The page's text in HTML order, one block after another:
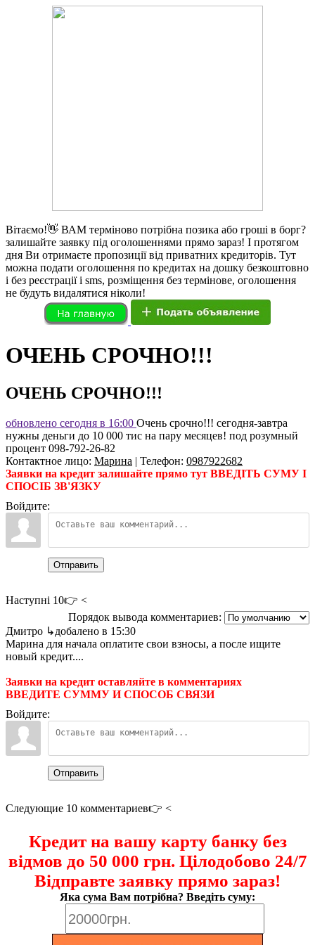
Вітаємо!👋 ВАМ терміново потрібна позика або гроші в борг?
залишайте заявку під оголошеннями прямо зараз! І протягом
дня Ви отримаєте пропозиції від приватних кредиторів. Тут
можна подати оголошення по кредитах на дошку безкоштовно
і без реєстрації і sms, розміщення без термінове, оголошення
не будуть видалятися ніколи!
ОЧЕНЬ СРОЧНО!!!
ОЧЕНЬ СРОЧНО!!!
обновлено сегодня в 16:00 Очень срочно!!! сегодня-завтра
нужны деньги до 10 000 тис на пару месяцев! под розумный
процент 098-792-26-82
Контактное лицо: Марина | Телефон: 0987922682
Заявки на кредит залишайте прямо тут ВВЕДІТЬ СУМУ І
СПОСІБ ЗВ'ЯЗКУ
Войдите:
Отправить
Наступні 10👉 <
Порядок вывода комментариев:
Дмитро ↳добалено в 15:30
Марина для начала оплатите свои взносы, а после ищите
новый кредит....
Заявки на кредит оставляйте в комментариях
ВВЕДИТЕ СУММУ И СПОСОБ СВЯЗИ
Войдите:
Отправить
Следующие 10 комментариев👉 <
Кредит на вашу карту банку без
відмов до 50 000 грн. Цілодобово 24/7
Відправте заявку прямо зараз!
Яка сума Вам потрібна? Введіть суму: